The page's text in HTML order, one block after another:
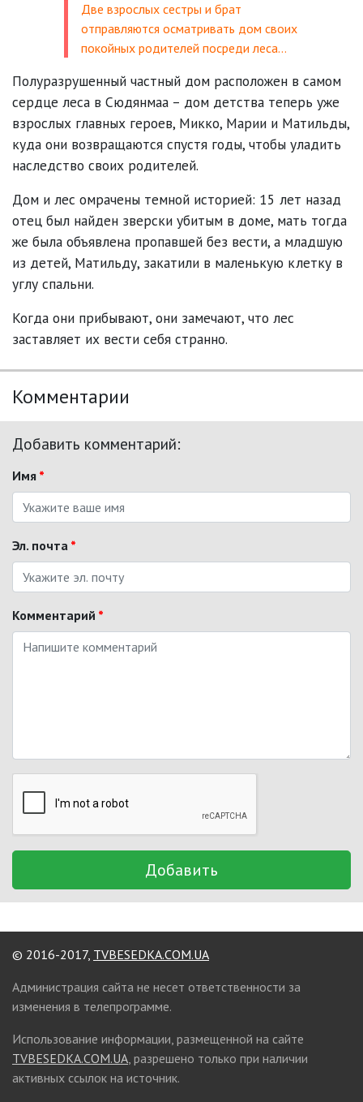
Две взрослых сестры и брат
отправляются осматривать дом своих
покойных родителей посреди леса…
Полуразрушенный частный дом расположен в самом
сердце леса в Сюдянмаа – дом детства теперь уже
взрослых главных героев, Микко, Марии и Матильды,
куда они возвращаются спустя годы, чтобы уладить
наследство своих родителей.
Дом и лес омрачены темной историей: 15 лет назад
отец был найден зверски убитым в доме, мать тогда
же была объявлена пропавшей без вести, а младшую
из детей, Матильду, закатили в маленькую клетку в
углу спальни.
Когда они прибывают, они замечают, что лес
заставляет их вести себя странно.
Комментарии
Добавить комментарий:
Имя *
Эл. почта *
Комментарий *
Добавить
© 2016-2017, TVBESEDKA.COM.UA
Администрация сайта не несет ответственности за
изменения в телепрограмме.
Использование информации, размещенной на сайте
TVBESEDKA.COM.UA , разрешено только при наличии
активных ссылок на источник.